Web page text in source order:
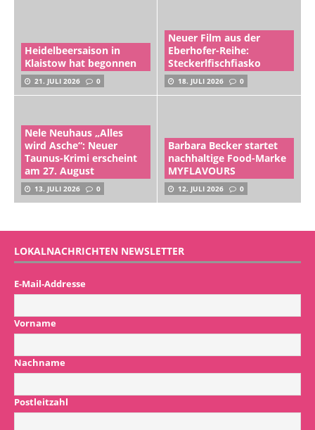
Heidelbeersaison in
Klaistow hat begonnen
21. JULI 2026 0
Neuer Film aus der
Eberhofer-Reihe:
Steckerlfischfiasko
18. JULI 2026 0
Nele Neuhaus „Alles
wird Asche“: Neuer
Taunus-Krimi erscheint
am 27. August
13. JULI 2026 0
Barbara Becker startet
nachhaltige Food-Marke
MYFLAVOURS
12. JULI 2026 0
LOKALNACHRICHTEN NEWSLETTER
E-Mail-Addresse
Vorname
Nachname
Postleitzahl